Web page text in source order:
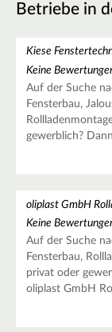
Betriebe in
Kiese
Keine
Auf der Suche
Fensterbau,
gewerblich?
oliplast GmbH
Keine
Auf der Suche
Fensterbau,
privat oder
oliplast GmbH